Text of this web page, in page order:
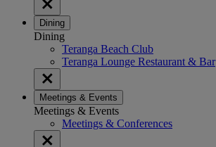
Dining
Dining
Teranga Beach Club
Teranga Lounge Restaurant & Bar
Meetings & Events
Meetings & Events
Meetings & Conferences